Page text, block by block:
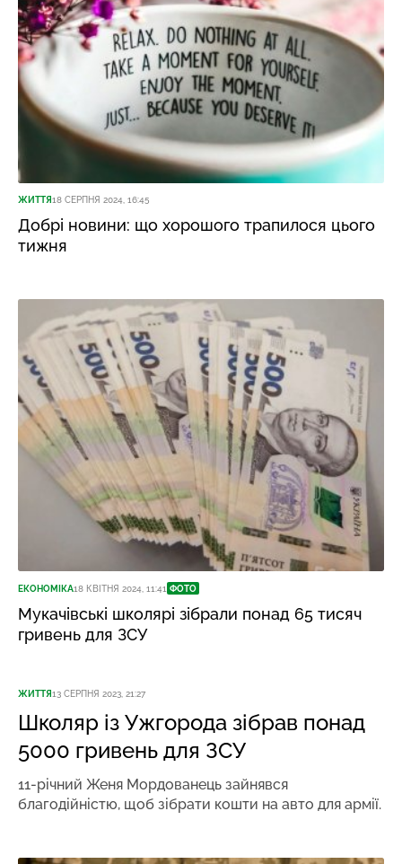
ЖИТТЯ18 СЕРПНЯ 2024, 16:45
Добрі новини: що хорошого трапилося цього
тижня
ЕКОНОМІКА18 КВІТНЯ 2024, 11:41 ФОТО
Мукачівські школярі зібрали понад 65 тисяч
гривень для ЗСУ
ЖИТТЯ13 СЕРПНЯ 2023, 21:27
Школяр із Ужгорода зібрав понад
5000 гривень для ЗСУ
11-річний Женя Мордованець зайнявся
благодійністю, щоб зібрати кошти на авто для армії.